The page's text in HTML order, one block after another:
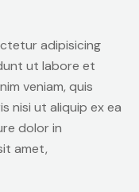
adipisicing
ut labore et
veniam, quis
nisi ut aliquip ex ea
dolor in
amet,